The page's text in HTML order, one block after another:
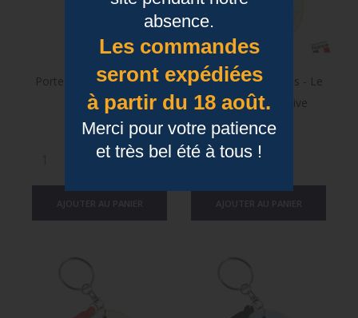
Porte Clés Imprimés - En
Mode Relax
Prix
9,90 €
Porte Clés Imprimés - Le
Bonheur Se Cultive
Prix
9,90 €
absence.
Les commandes
seront expédiées
à partir du 18 août.
Merci pour votre patience
et très bel été à tous !